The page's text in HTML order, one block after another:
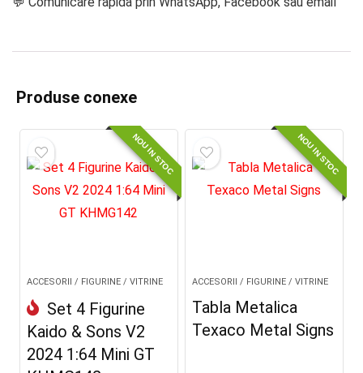
Produse conexe
NOU IN STOC
ACCESORII / FIGURINE / VITRINE
Set 4 Figurine
Kaido & Sons V2
2024 1:64 Mini GT
NOU IN STOC
ACCESORII / FIGURINE / VITRINE
Tabla Metalica
Texaco Metal Signs